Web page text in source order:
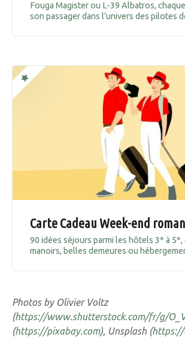
Fouga Magister ou L-39 Albatros,
son passager dans l’univers des pilotes
Carte Cadeau Week-end
90 idées séjours parmi les hôtels 3* à 5*,
manoirs, belles demeures ou
Photos by Olivier Voltz
(https://www.shutterstock.com/fr/g/
(https://pixabay.com), Unsplash (https://